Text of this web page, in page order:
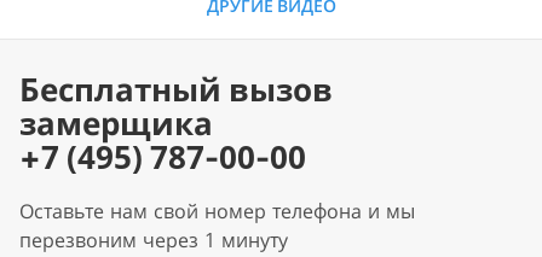
ДРУГИЕ ВИДЕО
Бесплатный вызов
замерщика
+7 (495) 787-00-00
Оставьте нам свой номер телефона и мы
перезвоним через 1 минуту